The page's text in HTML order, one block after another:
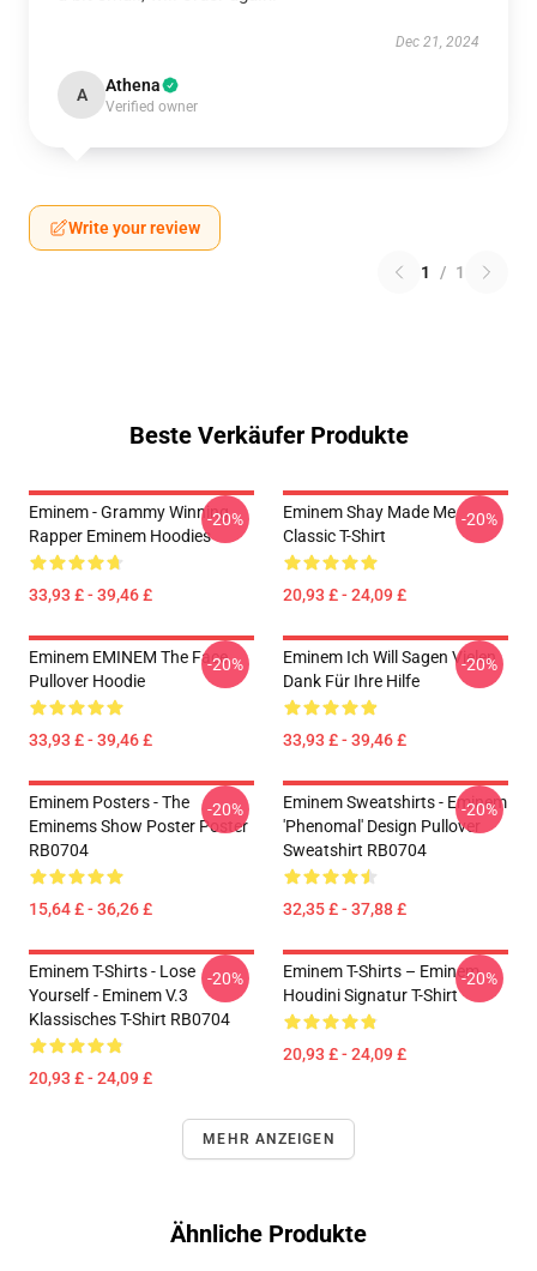
Dec 21, 2024
A Athena
Verified owner
Write your review
1 / 1
Beste Verkäufer Produkte
Eminem - Grammy Winning
Rapper Eminem Hoodies
33,93 £ - 39,46 £
-20%
Eminem Shay Made Me
Classic T-Shirt
20,93 £ - 24,09 £
-20%
Eminem EMINEM The Face
Pullover Hoodie
33,93 £ - 39,46 £
-20%
Eminem Ich Will Sagen Vielen
Dank Für Ihre Hilfe
33,93 £ - 39,46 £
-20%
Eminem Posters - The
Eminems Show Poster Poster
RB0704
15,64 £ - 36,26 £
-20%
Eminem Sweatshirts - Eminem
'Phenomal' Design Pullover
Sweatshirt RB0704
32,35 £ - 37,88 £
-20%
Eminem T-Shirts - Lose
Yourself - Eminem V.3
Klassisches T-Shirt RB0704
20,93 £ - 24,09 £
-20%
Eminem T-Shirts – Eminem
Houdini Signatur T-Shirt
20,93 £ - 24,09 £
-20%
MEHR ANZEIGEN
Ähnliche Produkte